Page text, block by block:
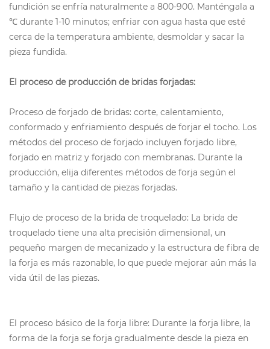
fundición se enfría naturalmente a 800-900. Manténgala a
℃ durante 1-10 minutos; enfriar con agua hasta que esté
cerca de la temperatura ambiente, desmoldar y sacar la
pieza fundida.
El proceso de producción de bridas forjadas:
Proceso de forjado de bridas: corte, calentamiento,
conformado y enfriamiento después de forjar el tocho. Los
métodos del proceso de forjado incluyen forjado libre,
forjado en matriz y forjado con membranas. Durante la
producción, elija diferentes métodos de forja según el
tamaño y la cantidad de piezas forjadas.
Flujo de proceso de la brida de troquelado: La brida de
troquelado tiene una alta precisión dimensional, un
pequeño margen de mecanizado y la estructura de fibra de
la forja es más razonable, lo que puede mejorar aún más la
vida útil de las piezas.
El proceso básico de la forja libre: Durante la forja libre, la
forma de la forja se forja gradualmente desde la pieza en